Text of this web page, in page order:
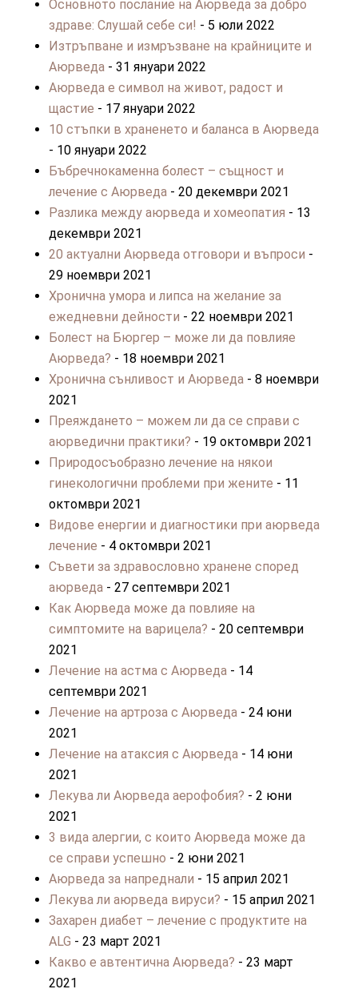
Основното послание на Аюрведа за добро
здраве: Слушай себе си! - 5 юли 2022
Изтръпване и измръзване на крайниците и
Аюрведа- 31 януари 2022
Аюрведа е символ на живот, радост и
щастие - 17 януари 2022
10 стъпки в храненето и баланса в Аюрведа
- 10 януари 2022
Бъбречнокаменна болест – същност и
лечение с Аюрведа- 20 декември 2021
Разлика между аюрведа и хомеопатия - 13
декември 2021
20 актуални Аюрведа отговори и въпроси -
29 ноември 2021
Хронична умора и липса на желание за
ежедневни дейности - 22 ноември 2021
Болест на Бюргер – може ли да повлияе
Аюрведа? - 18 ноември 2021
Хронична сънливост и Аюрведа- 8 ноември
2021
Преяждането – можем ли да се справи с
аюрведични практики? - 19 октомври 2021
Природосъобразно лечение на някои
гинекологични проблеми при жените - 11
октомври 2021
Видове енергии и диагностики при аюрведа
лечение - 4 октомври 2021
Съвети за здравословно хранене според
аюрведа- 27 септември 2021
Как Аюрведа може да повлияе на
симптомите на варицела? - 20 септември
2021
Лечение на астма с Аюрведа- 14
септември 2021
Лечение на артроза с Аюрведа- 24 юни
2021
Лечение на атаксия с Аюрведа- 14 юни
2021
Лекува ли Аюрведа аерофобия? - 2 юни
2021
3 вида алергии, с които Аюрведа може да
се справи успешно - 2 юни 2021
Аюрведа за напреднали - 15 април 2021
Лекува ли аюрведа вируси? - 15 април 2021
Захарен диабет – лечение с продуктите на
ALG - 23 март 2021
Какво е автентична Аюрведа? - 23 март
2021